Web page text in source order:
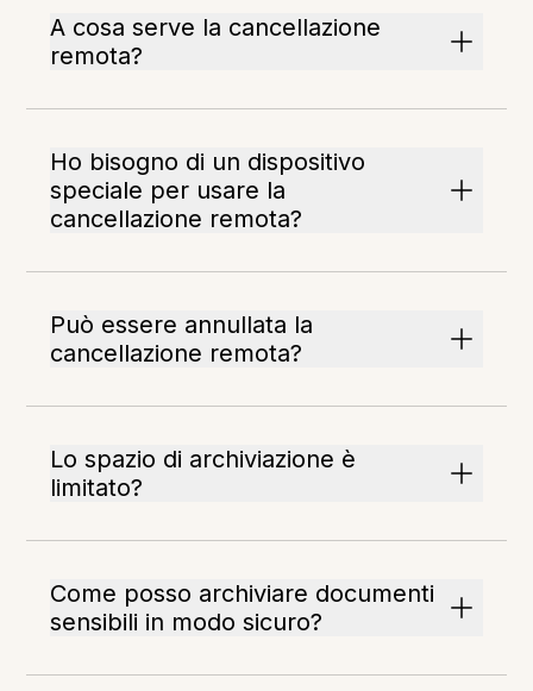
A cosa serve la cancellazione
remota?
Ho bisogno di un dispositivo
speciale per usare la
cancellazione remota?
Può essere annullata la
cancellazione remota?
Lo spazio di archiviazione è
limitato?
Come posso archiviare documenti
sensibili in modo sicuro?